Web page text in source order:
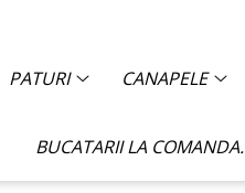
PATURI CANAPELE
BUCATARII LA COMANDA.